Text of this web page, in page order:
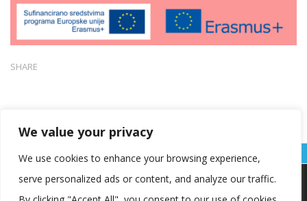
We value your privacy
We use cookies to enhance your browsing experience,
serve personalized ads or content, and analyze our traffic.
SHARE
Koristimo kolačiće kako bismo vam pružili najbolje iskustvo na
našoj web stranici.